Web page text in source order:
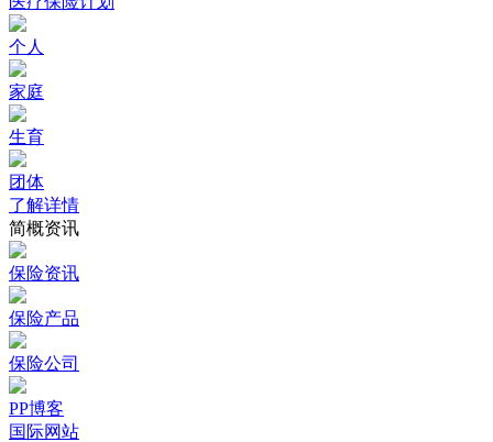
个人
家庭
生育
团体
了解详情
简概资讯
保险资讯
保险产品
保险公司
PP博客
国际网站